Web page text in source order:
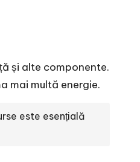
și alte componente.
mai multă energie.
este esențială